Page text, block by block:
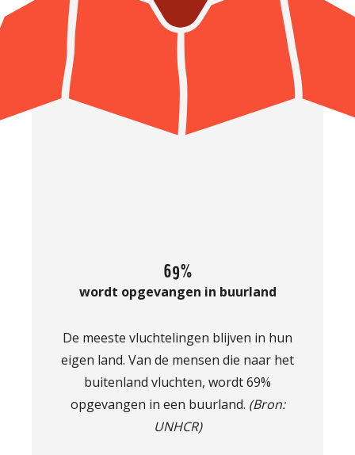
69%
wordt opgevangen in buurland
De meeste vluchtelingen blijven in hun
eigen land. Van de mensen die naar het
buitenland vluchten, wordt 69%
opgevangen in een buurland. (Bron:
UNHCR)